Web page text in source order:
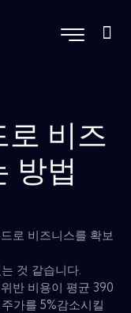
로 비즈
방법
로 비즈니스를 확보
것 같습니다.
반 비용이 평균 390
가를 5%감소시킬